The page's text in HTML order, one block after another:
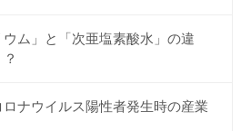
ウム」と「次亜塩素酸水」の違
ナウイルス陽性者発生時の産業